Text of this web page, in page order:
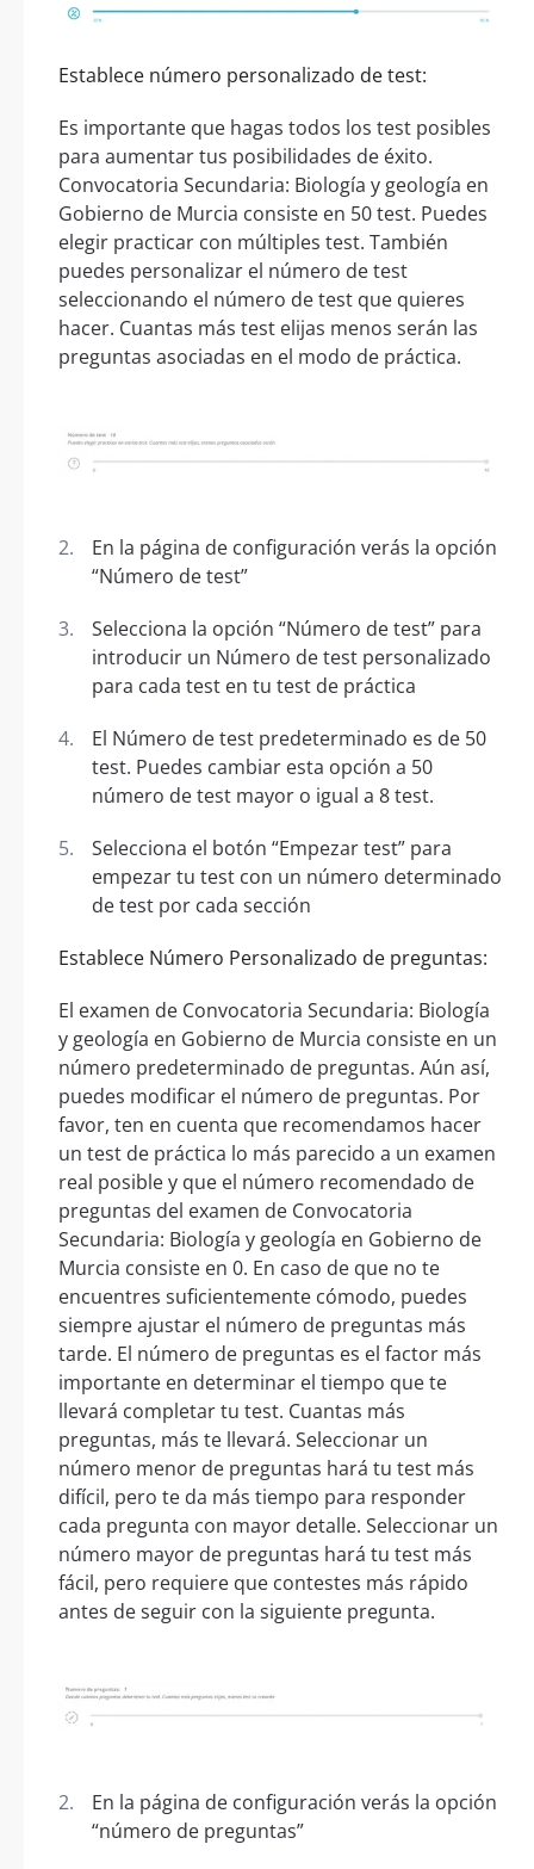
Establece número personalizado de test:
Es importante que hagas todos los test posibles
para aumentar tus posibilidades de éxito.
Convocatoria Secundaria: Biología y geología en
Gobierno de Murcia consiste en 50 test. Puedes
elegir practicar con múltiples test. También
puedes personalizar el número de test
seleccionando el número de test que quieres
hacer. Cuantas más test elijas menos serán las
preguntas asociadas en el modo de práctica.
En la página de configuración verás la opción
“Número de test”
Selecciona la opción “Número de test” para
introducir un Número de test personalizado
para cada test en tu test de práctica
El Número de test predeterminado es de 50
test. Puedes cambiar esta opción a 50
número de test mayor o igual a 8 test.
Selecciona el botón “Empezar test” para
empezar tu test con un número determinado
de test por cada sección
Establece Número Personalizado de preguntas:
El examen de Convocatoria Secundaria: Biología
y geología en Gobierno de Murcia consiste en un
número predeterminado de preguntas. Aún así,
puedes modificar el número de preguntas. Por
favor, ten en cuenta que recomendamos hacer
un test de práctica lo más parecido a un examen
real posible y que el número recomendado de
preguntas del examen de Convocatoria
Secundaria: Biología y geología en Gobierno de
Murcia consiste en 0. En caso de que no te
encuentres suficientemente cómodo, puedes
siempre ajustar el número de preguntas más
tarde. El número de preguntas es el factor más
importante en determinar el tiempo que te
llevará completar tu test. Cuantas más
preguntas, más te llevará. Seleccionar un
número menor de preguntas hará tu test más
difícil, pero te da más tiempo para responder
cada pregunta con mayor detalle. Seleccionar un
número mayor de preguntas hará tu test más
fácil, pero requiere que contestes más rápido
antes de seguir con la siguiente pregunta.
En la página de configuración verás la opción
“número de preguntas”